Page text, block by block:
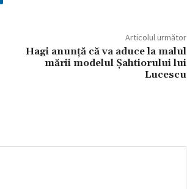
Articolul următor
Hagi anunță că va aduce la malul
mării modelul Șahtiorului lui
Lucescu